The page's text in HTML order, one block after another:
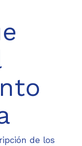
de los